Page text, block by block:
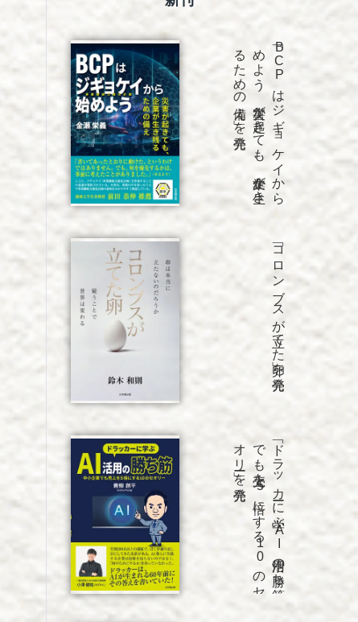
「B
C
P
は
ジ
ギ
ョ
ケ
イ
か
ら
始
め
よ
う
災害が
起き
て
も
、
企業が
生き
残
る
た
め
の
備え
」を
発売
「コロンブスが立てた卵」を発売
「ド
ラ
ッ
カ
ーに
学ぶ
A
I
活用の
勝ち
筋
中小企業
で
も
売上を
5
倍に
す
る
1
0
の
セ
オ
リ
ー」を
発売